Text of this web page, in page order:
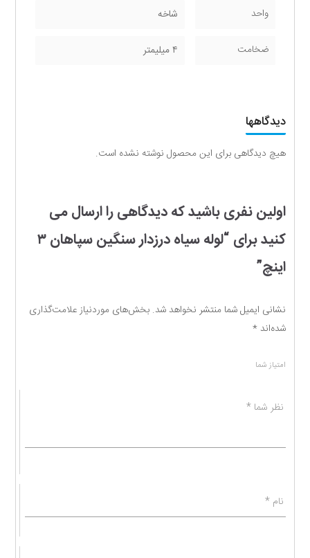
واحد شاخه
ضخامت ۴ میلیمتر
دیدگاهها
هیچ دیدگاهی برای این محصول نوشته نشده است.
اولین نفری باشید که دیدگاهی را ارسال می
کنید برای “لوله سیاه درزدار سنگین سپاهان ۳
اینچ”
نشانی ایمیل شما منتشر نخواهد شد. بخش‌های موردنیاز علامت‌گذاری
شده‌اند*
امتیاز شما
نظر شما*
نام*